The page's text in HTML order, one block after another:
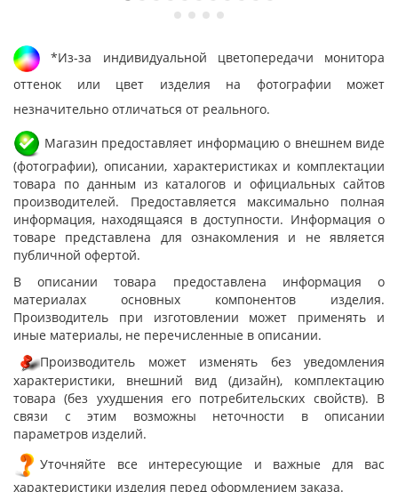
*Из-за индивидуальной цветопередачи монитора
оттенок или цвет изделия на фотографии может
незначительно отличаться от реального.
Магазин предоставляет информацию о внешнем виде
(фотографии), описании, характеристиках и комплектации
товара по данным из каталогов и официальных сайтов
производителей. Предоставляется максимально полная
информация, находящаяся в доступности. Информация о
товаре представлена для ознакомления и не является
публичной офертой.
В описании товара предоставлена информация о
материалах основных компонентов изделия.
Производитель при изготовлении может применять и
иные материалы, не перечисленные в описании.
Производитель может изменять без уведомления
характеристики, внешний вид (дизайн), комплектацию
товара (без ухудшения его потребительских свойств). В
связи с этим возможны неточности в описании
параметров изделий.
Уточняйте все интересующие и важные для вас
характеристики изделия перед оформлением заказа.